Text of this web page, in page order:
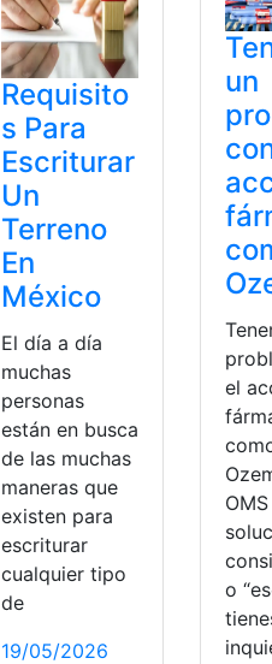
Requisito
s Para
Escriturar
Un
Terreno
En
México
El día a día
muchas
personas
están en busca
de las muchas
maneras que
existen para
escriturar
cualquier tipo
de
19/05/2026
un
el
o